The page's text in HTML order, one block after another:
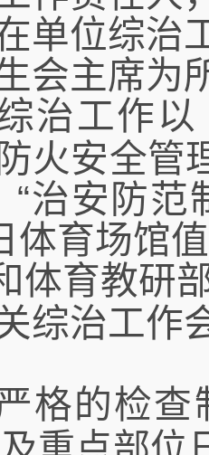
单位综治
会主席为
治工作
火安全
“治安防范
体育场馆
体育教研
综治工作
格的检